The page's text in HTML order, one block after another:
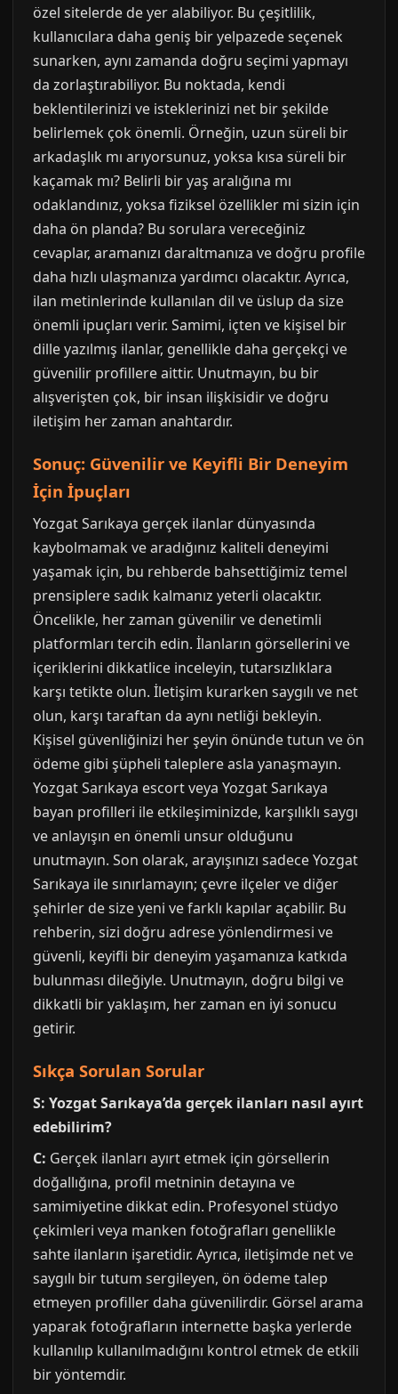
özel sitelerde de yer alabiliyor. Bu çeşitlilik,
kullanıcılara daha geniş bir yelpazede seçenek
sunarken, aynı zamanda doğru seçimi yapmayı
da zorlaştırabiliyor. Bu noktada, kendi
beklentilerinizi ve isteklerinizi net bir şekilde
belirlemek çok önemli. Örneğin, uzun süreli bir
arkadaşlık mı arıyorsunuz, yoksa kısa süreli bir
kaçamak mı? Belirli bir yaş aralığına mı
odaklandınız, yoksa fiziksel özellikler mi sizin için
daha ön planda? Bu sorulara vereceğiniz
cevaplar, aramanızı daraltmanıza ve doğru profile
daha hızlı ulaşmanıza yardımcı olacaktır. Ayrıca,
ilan metinlerinde kullanılan dil ve üslup da size
önemli ipuçları verir. Samimi, içten ve kişisel bir
dille yazılmış ilanlar, genellikle daha gerçekçi ve
güvenilir profillere aittir. Unutmayın, bu bir
alışverişten çok, bir insan ilişkisidir ve doğru
iletişim her zaman anahtardır.
Sonuç: Güvenilir ve Keyifli Bir Deneyim
İçin İpuçları
Yozgat Sarıkaya gerçek ilanlar dünyasında
kaybolmamak ve aradığınız kaliteli deneyimi
yaşamak için, bu rehberde bahsettiğimiz temel
prensiplere sadık kalmanız yeterli olacaktır.
Öncelikle, her zaman güvenilir ve denetimli
platformları tercih edin. İlanların görsellerini ve
içeriklerini dikkatlice inceleyin, tutarsızlıklara
karşı tetikte olun. İletişim kurarken saygılı ve net
olun, karşı taraftan da aynı netliği bekleyin.
Kişisel güvenliğinizi her şeyin önünde tutun ve ön
ödeme gibi şüpheli taleplere asla yanaşmayın.
Yozgat Sarıkaya escort veya Yozgat Sarıkaya
bayan profilleri ile etkileşiminizde, karşılıklı saygı
ve anlayışın en önemli unsur olduğunu
unutmayın. Son olarak, arayışınızı sadece Yozgat
Sarıkaya ile sınırlamayın; çevre ilçeler ve diğer
şehirler de size yeni ve farklı kapılar açabilir. Bu
rehberin, sizi doğru adrese yönlendirmesi ve
güvenli, keyifli bir deneyim yaşamanıza katkıda
bulunması dileğiyle. Unutmayın, doğru bilgi ve
dikkatli bir yaklaşım, her zaman en iyi sonucu
getirir.
Sıkça Sorulan Sorular
S: Yozgat Sarıkaya’da gerçek ilanları nasıl ayırt
edebilirim?
C: Gerçek ilanları ayırt etmek için görsellerin
doğallığına, profil metninin detayına ve
samimiyetine dikkat edin. Profesyonel stüdyo
çekimleri veya manken fotoğrafları genellikle
sahte ilanların işaretidir. Ayrıca, iletişimde net ve
saygılı bir tutum sergileyen, ön ödeme talep
etmeyen profiller daha güvenilirdir. Görsel arama
yaparak fotoğrafların internette başka yerlerde
kullanılıp kullanılmadığını kontrol etmek de etkili
bir yöntemdir.